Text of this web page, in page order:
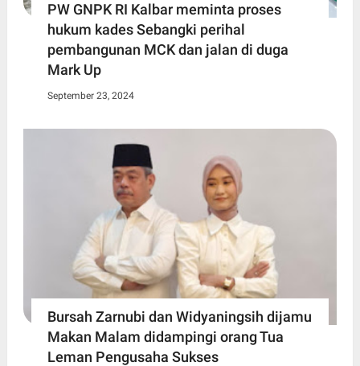
PW GNPK RI Kalbar meminta proses
hukum kades Sebangki perihal
pembangunan MCK dan jalan di duga
Mark Up
September 23, 2024
Bursah Zarnubi dan Widyaningsih dijamu
Makan Malam didampingi orang Tua
Leman Pengusaha Sukses